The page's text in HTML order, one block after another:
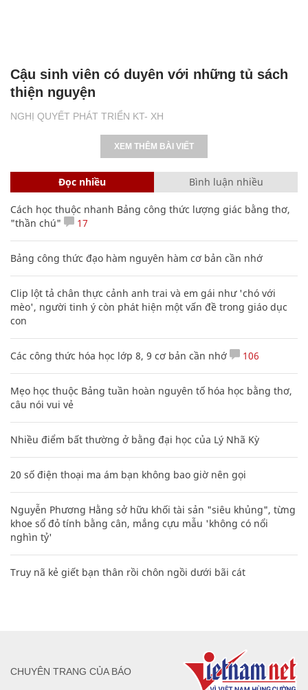
NGHỊ QUYẾT PHÁT TRIỂN KT- XH
Cậu sinh viên có duyên với những tủ sách
thiện nguyện
XEM THÊM BÀI VIẾT
Đọc nhiều Bình luận nhiều
Cách học thuộc nhanh Bảng công thức lượng giác bằng thơ,
"thần chú"
17
Bảng công thức đạo hàm nguyên hàm cơ bản cần nhớ
Clip lột tả chân thực cảnh anh trai và em gái như 'chó với
mèo', người tinh ý còn phát hiện một vấn đề trong giáo dục
con
Các công thức hóa học lớp 8, 9 cơ bản cần nhớ 106
Mẹo học thuộc Bảng tuần hoàn nguyên tố hóa học bằng thơ,
câu nói vui vẻ
Nhiều điểm bất thường ở bằng đại học của Lý Nhã Kỳ
20 số điện thoại ma ám bạn không bao giờ nên gọi
Nguyễn Phương Hằng sở hữu khối tài sản "siêu khủng", từng
khoe sổ đỏ tính bằng cân, mắng cựu mẫu 'không có nổi
nghìn tỷ'
Truy nã kẻ giết bạn thân rồi chôn ngồi dưới bãi cát
CHUYÊN TRANG CỦA BÁO